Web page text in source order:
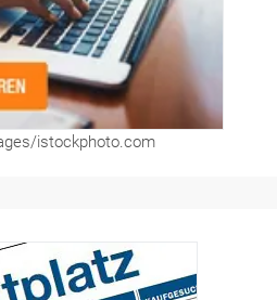
istockphoto.com